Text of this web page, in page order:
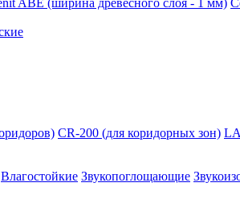
ABE (ширина древесного слоя - 1 мм)
CR-200 (для коридорных зон)
Влагостойкие Звукопоглощающие